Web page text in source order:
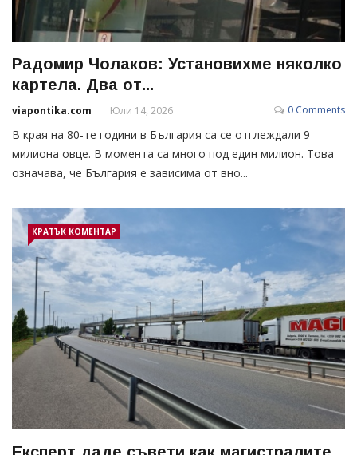
Радомир Чолаков: Установихме няколко
картела. Два от...
viapontika.com Юли 14, 2026 0 Comments
В края на 80-те години в България са се отглеждали 9
милиона овце. В момента са много под един милион. Това
означава, че България е зависима от вно...
КРАТЪК КОМЕНТАР